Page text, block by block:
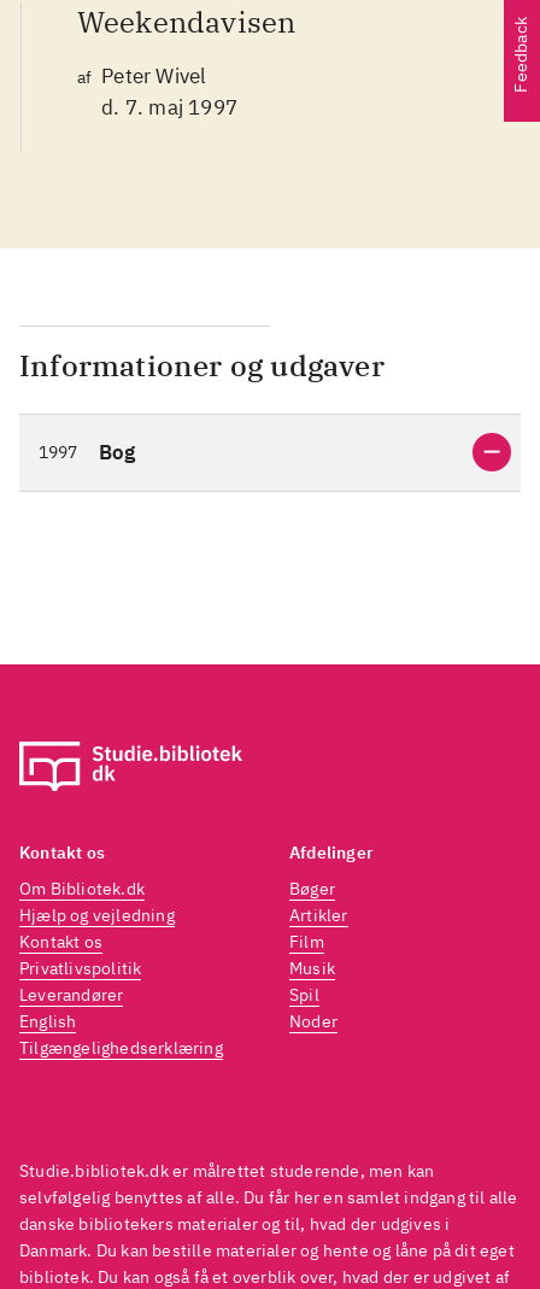
Weekendavisen
af Peter Wivel
d. 7. maj 1997
Informationer og udgaver
1997 Bog
Feedback
Studie.bibliotek.dk er målrettet studerende, men kan
selvfølgelig benyttes af alle. Du får her en samlet indgang til alle
danske bibliotekers materialer og til, hvad der udgives i
Danmark. Du kan bestille materialer og hente og låne på dit eget
bibliotek. Du kan også få et overblik over, hvad der er udgivet af
Kontakt os
Om Bibliotek.dk
Hjælp og vejledning
Kontakt os
Privatlivspolitik
Leverandører
English
Tilgængelighedserklæring
Afdelinger
Bøger
Artikler
Film
Musik
Spil
Noder